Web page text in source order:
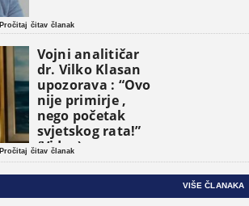
Pročitaj čitav članak
Vojni analitičar
dr. Vilko Klasan
upozorava : “Ovo
nije primirje ,
nego početak
svjetskog rata!”
(Video)
Pročitaj čitav članak
VIŠE ČLANAKA